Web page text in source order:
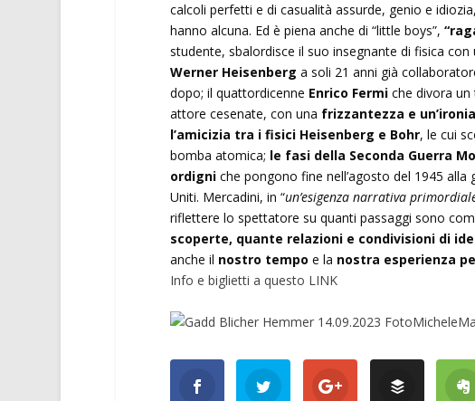
calcoli perfetti e di casualità assurde, genio e
hanno alcuna. Ed è piena anche di “little boys”,
studente, sbalordisce il suo insegnante di fisica
Werner Heisenberg a soli 21 anni già
dopo; il quattordicenne Enrico Fermiche divora un
attore cesenate, con una frizzantezza e
l’amicizia tra i fisici Heisenberg e Bohr, le cui
bomba atomica; le fasi della Seconda Guerra
ordigniche pongono fine nell’agosto del 1945
Uniti. Mercadini, in “un’esigenza narrativa
riflettere lo spettatore su quanti passaggi sono
scoperte, quante relazioni e condivisioni di
anche il nostro tempo e la nostra esperienza
Info e biglietti a questo LINK